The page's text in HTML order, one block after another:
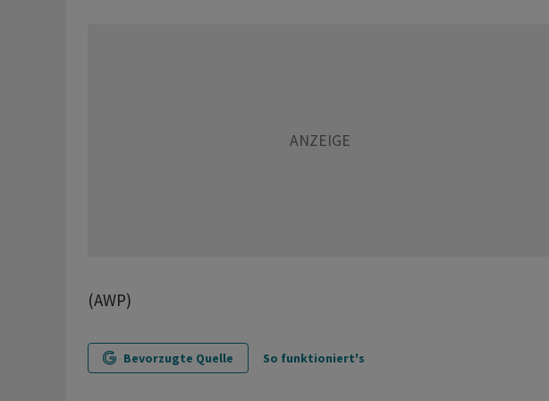
(AWP)
Bevorzugte Quelle So funktioniert's